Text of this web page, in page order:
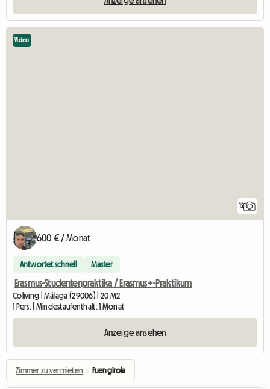
12
Video
600 € / Monat
Antwortet schnell Master
Erasmus-Studentenpraktika / Erasmus+-Praktikum
Coliving | Málaga (29006) | 20 M2
1 Pers. | Mindestaufenthalt: 1 Monat
Anzeige ansehen
Zimmer zu vermieten › Fuengirola